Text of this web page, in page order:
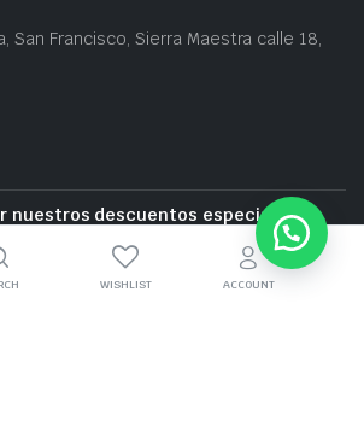
San Francisco, Sierra Maestra calle 18,
nuestros descuentos especiales
gratuita cerca de la zona
WISHLIST ACCOUNT